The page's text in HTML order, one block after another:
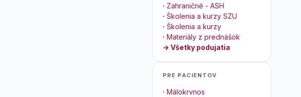
· Zahraničné - ASH
· Školenia a kurzy SZU
· Školenia a kurzy
· Materiály z prednášok
→ Všetky podujatia
PRE PACIENTOV
· Málokrvnos